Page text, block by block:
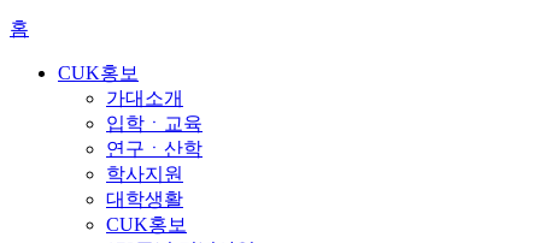
홈
CUK홍보
가대소개
입학ㆍ교육
연구ㆍ산학
학사지원
대학생활
CUK홍보